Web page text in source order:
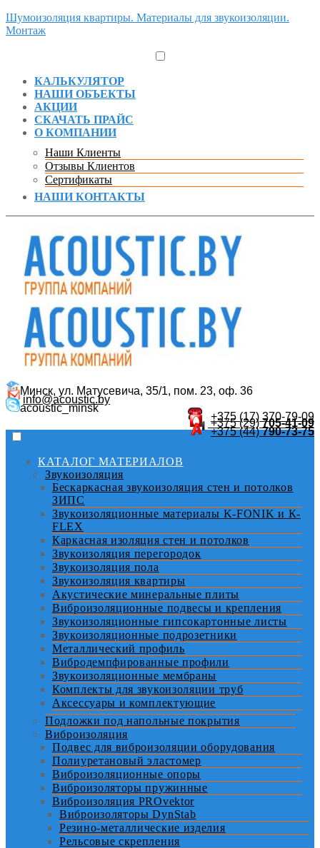
Шумоизоляция квартиры. Материалы для звукоизоляции.
Монтаж
КАЛЬКУЛЯТОР
НАШИ ОБЪЕКТЫ
АКЦИИ
СКАЧАТЬ ПРАЙС
О КОМПАНИИ
Наши Клиенты
Отзывы Клиентов
Сертификаты
НАШИ КОНТАКТЫ
Минск, ул. Матусевича, 35/1, пом. 23, оф. 36
info@acoustic.by
acoustic_minsk
+375 (17) 370-79-09
+375 (29)705-41-09
+375 (44)790-73-75
КАТАЛОГ МАТЕРИАЛОВ
Звукоизоляция
Бескаркасная звукоизоляция стен и потолков
ЗИПС
Звукоизоляционные материалы K-FONIK и К-
FLEX
Каркасная изоляция стен и потолков
Звукоизоляция перегородок
Звукоизоляция пола
Звукоизоляция квартиры
Акустические минеральные плиты
Виброизоляционные подвесы и крепления
Звукоизоляционные гипсокартонные листы
Звукоизоляционные подрозетники
Металлический профиль
Вибродемпфированные профили
Звукоизоляционные мембраны
Комплекты для звукоизоляции труб
Аксессуары и комплектующие
Подложки под напольные покрытия
Виброизоляция
Подвес для виброизоляции оборудования
Полиуретановый эластомер
Виброизоляционные опоры
Виброизоляторы пружинные
Виброизоляция PROvektor
Виброизоляторы DynStab
Резино-металлические изделия
Рельсовые скрепления